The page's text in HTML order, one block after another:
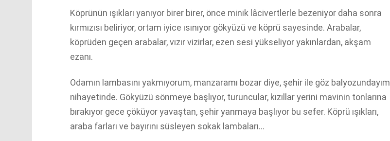
Köprünün ışıkları yanıyor birer birer, önce minik lâcivertlerle bezeniyor daha sonra
kırmızısı beliriyor, ortam iyice ısınıyor gökyüzü ve köprü sayesinde. Arabalar,
köprüden geçen arabalar, vızır vizirlar, ezen sesi yükseliyor yakınlardan, akşam
ezanı.
Odamın lambasını yakmıyorum, manzaramı bozar diye, şehir ile göz balyozundayım
nihayetinde. Gökyüzü sönmeye başlıyor, turuncular, kızıllar yerini mavinin tonlarına
bırakıyor gece çöküyor yavaştan, şehir yanmaya başlıyor bu sefer. Köprü ışıkları,
araba farları ve bayırını süsleyen sokak lambaları…